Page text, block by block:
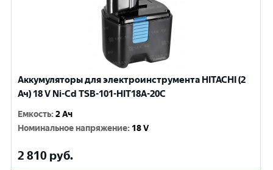
Аккумуляторы для электроинструмента HITACHI (2
Ач) 18 V Ni-Cd TSB-101-HIT18A-20C
Емкость:2 Ач
Номинальное напряжение: 18 V
2 810 руб.